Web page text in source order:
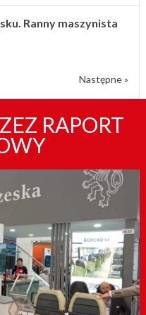
Ranny maszynista
Następne »
RAPORT